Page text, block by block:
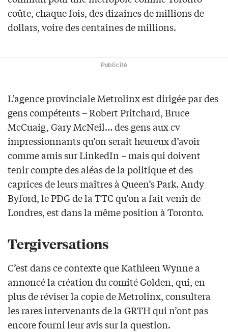
coûte, chaque fois, des dizaines de millions de
dollars, voire des centaines de millions.
Publicité
L’agence provinciale Metrolinx est dirigée par des
gens compétents – Robert Pritchard, Bruce
McCuaig, Gary McNeil… des gens aux cv
impressionnants qu’on serait heureux d’avoir
comme amis sur LinkedIn – mais qui doivent
tenir compte des aléas de la politique et des
caprices de leurs maîtres à Queen’s Park. Andy
Byford, le PDG de la TTC qu’on a fait venir de
Londres, est dans la même position à Toronto.
Tergiversations
C’est dans ce contexte que Kathleen Wynne a
annoncé la création du comité Golden, qui, en
plus de réviser la copie de Metrolinx, consultera
les rares intervenants de la GRTH qui n’ont pas
encore fourni leur avis sur la question.